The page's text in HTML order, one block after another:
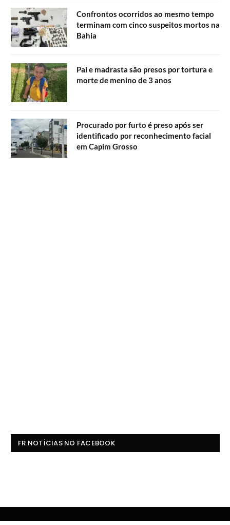
Confrontos ocorridos ao mesmo tempo
terminam com cinco suspeitos mortos na
Bahia
Pai e madrasta são presos por tortura e
morte de menino de 3 anos
Procurado por furto é preso após ser
identificado por reconhecimento facial
em Capim Grosso
FR NOTÍCIAS NO FACEBOOK